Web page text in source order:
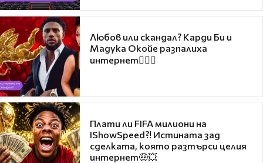
Любов или скандал? Карди Би и
Мадука Окойе разпалиха
интернет❤️‍🔥🔥
Плати ли FIFA милиони на
IShowSpeed?! Истината зад
сделката, която разтърси целия
интернет🤑💥